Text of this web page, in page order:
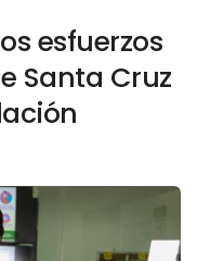
esfuerzos
Santa Cruz